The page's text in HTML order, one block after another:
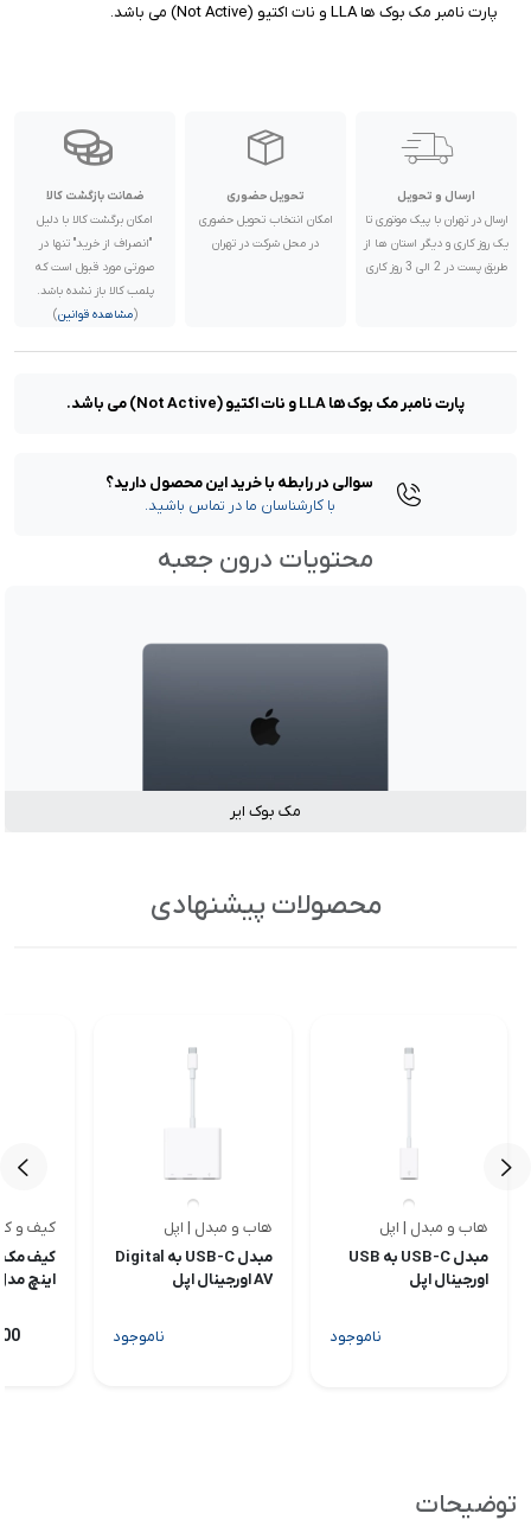
پارت نامبر مک بوک ها LLA و نات اکتیو (Not Active) می باشد.
ارسال و تحویل
ارسال در تهران با پیک موتوری تا
یک روز کاری و دیگر استان ها از
طریق پست در 2 الی 3 روز کاری
تحویل حضوری
امکان انتخاب تحویل حضوری
در محل شرکت در تهران
ضمانت بازگشت کالا
امکان برگشت کالا با دلیل
"انصراف از خرید" تنها در
صورتی مورد قبول است که
پلمب کالا باز نشده باشد.
(مشاهده قوانین)
پارت نامبر مک بوک ها LLA و نات اکتیو (Not Active) می باشد.
سوالی در رابطه با خرید این محصول دارید؟
با کارشناسان ما در تماس باشید.
محتویات درون جعبه
مک بوک ایر
محصولات پیشنهادی
<
هاب و مبدل | اپل
مبدل USB-C به USB
اورجینال اپل
ناموجود
هاب و مبدل | اپل
مبدل USB-C به Digital
AV اورجینال اپل
ناموجود
کیف و
اینچ
توضیحات